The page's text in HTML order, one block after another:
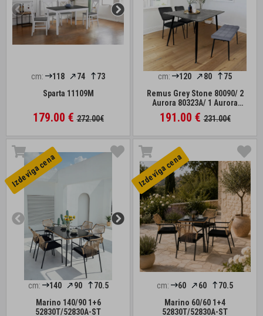
cm: 118 74
73
Sparta 11109M
179.00 €272.00€
cm: 120 80
75
Remus Grey Stone 80090/ 2
Aurora 80323A/ 1 Aurora
80121G
191.00 €231.00€
Izdevīga cena
cm: 140 90
70.5
Marino 140/90 1+6
52830T/52830A-ST
Izdevīga cena
cm: 60 60
70.5
Marino 60/60 1+4
52830T/52830A-ST